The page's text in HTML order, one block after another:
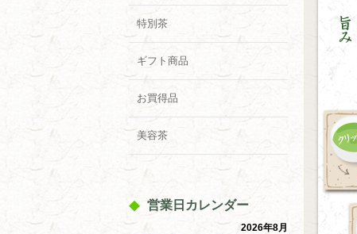
特別茶
ギフト商品
お買得品
美容茶
営業日カレンダー
2026年8月